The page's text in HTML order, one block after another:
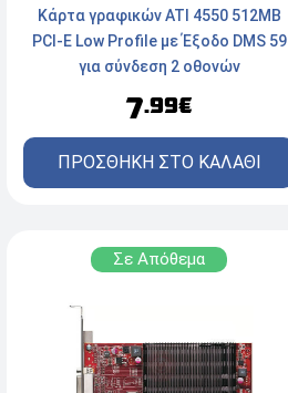
Κάρτα γραφικών ATI 4550 512MB
PCI-E Low Profile με Έξοδο DMS 59
για σύνδεση 2 οθονών
7.99€
ΠΡΟΣΘΗΚΗ ΣΤΟ ΚΑΛΑΘΙ
Σε Απόθεμα